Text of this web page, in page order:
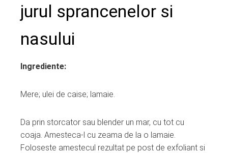
jurul sprancenelor si
nasului
Ingrediente:
Mere; ulei de caise; lamaie.
Da prin storcator sau blender un mar, cu tot cu
coaja. Amesteca-l cu zeama de la o lamaie.
Foloseste amestecul rezultat pe post de exfoliant si